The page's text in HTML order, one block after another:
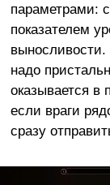
параметрами:
показателем
надо
оказывается в
если враги
сразу